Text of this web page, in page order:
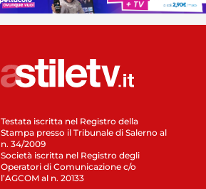
Testata iscritta nel Registro della
Stampa presso il Tribunale di Salerno al
n. 34/2009
Società iscritta nel Registro degli
Operatori di Comunicazione c/o
l’AGCOM al n. 20133